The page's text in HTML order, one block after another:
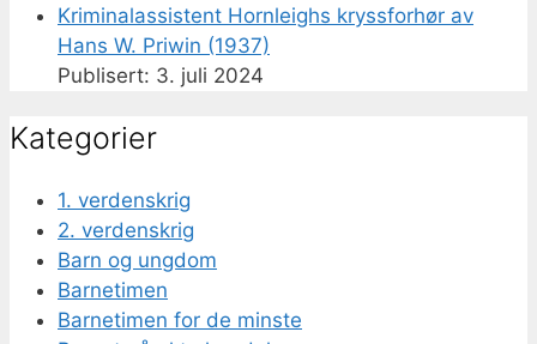
Kriminalassistent Hornleighs kryssforhør av
Hans W. Priwin (1937)
3. juli 2024
Kategorier
1. verdenskrig
2. verdenskrig
Barn og ungdom
Barnetimen
Barnetimen for de minste